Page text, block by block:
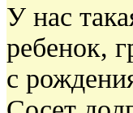
У нас
ребенок,
с